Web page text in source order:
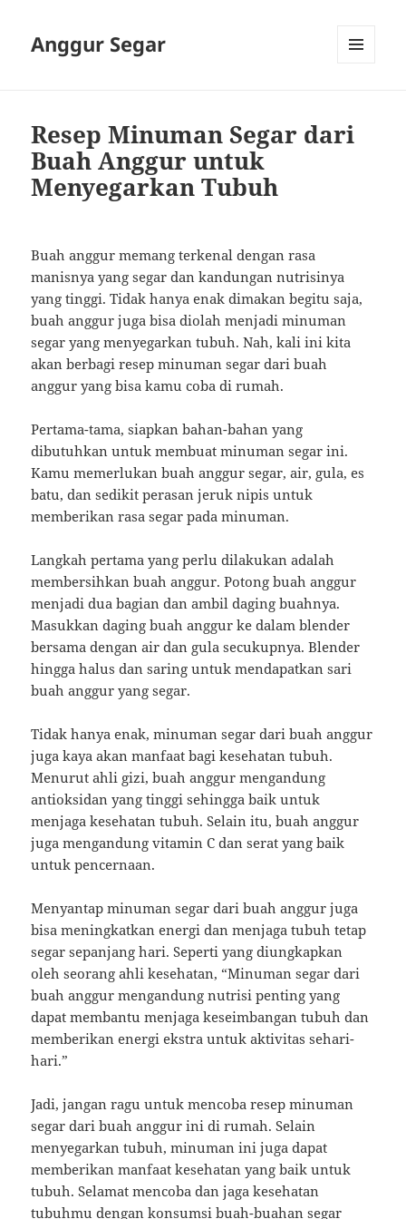
Anggur Segar
Resep Minuman Segar dari
Buah Anggur untuk
Menyegarkan Tubuh
Buah anggur memang terkenal dengan rasa
manisnya yang segar dan kandungan nutrisinya
yang tinggi. Tidak hanya enak dimakan begitu saja,
buah anggur juga bisa diolah menjadi minuman
segar yang menyegarkan tubuh. Nah, kali ini kita
akan berbagi resep minuman segar dari buah
anggur yang bisa kamu coba di rumah.
Pertama-tama, siapkan bahan-bahan yang
dibutuhkan untuk membuat minuman segar ini.
Kamu memerlukan buah anggur segar, air, gula, es
batu, dan sedikit perasan jeruk nipis untuk
memberikan rasa segar pada minuman.
Langkah pertama yang perlu dilakukan adalah
membersihkan buah anggur. Potong buah anggur
menjadi dua bagian dan ambil daging buahnya.
Masukkan daging buah anggur ke dalam blender
bersama dengan air dan gula secukupnya. Blender
hingga halus dan saring untuk mendapatkan sari
buah anggur yang segar.
Tidak hanya enak, minuman segar dari buah anggur
juga kaya akan manfaat bagi kesehatan tubuh.
Menurut ahli gizi, buah anggur mengandung
antioksidan yang tinggi sehingga baik untuk
menjaga kesehatan tubuh. Selain itu, buah anggur
juga mengandung vitamin C dan serat yang baik
untuk pencernaan.
Menyantap minuman segar dari buah anggur juga
bisa meningkatkan energi dan menjaga tubuh tetap
segar sepanjang hari. Seperti yang diungkapkan
oleh seorang ahli kesehatan, “Minuman segar dari
buah anggur mengandung nutrisi penting yang
dapat membantu menjaga keseimbangan tubuh dan
memberikan energi ekstra untuk aktivitas sehari-
hari.”
Jadi, jangan ragu untuk mencoba resep minuman
segar dari buah anggur ini di rumah. Selain
menyegarkan tubuh, minuman ini juga dapat
memberikan manfaat kesehatan yang baik untuk
tubuh. Selamat mencoba dan jaga kesehatan
tubuhmu dengan konsumsi buah-buahan segar